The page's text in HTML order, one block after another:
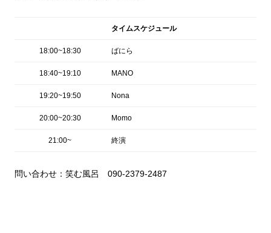
タイムスケジュール
18:00~18:30 ばにら
18:40~19:10 MANO
19:20~19:50 Nona
20:00~20:30 Momo
21:00~ 終演
問い合わせ：笑む風呂 090-2379-2487